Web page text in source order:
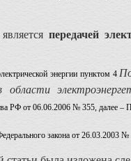
передачей
энергии пунктом 4
РФ от 06.06.2006 № 355, далее –
закона от 26.03.2003